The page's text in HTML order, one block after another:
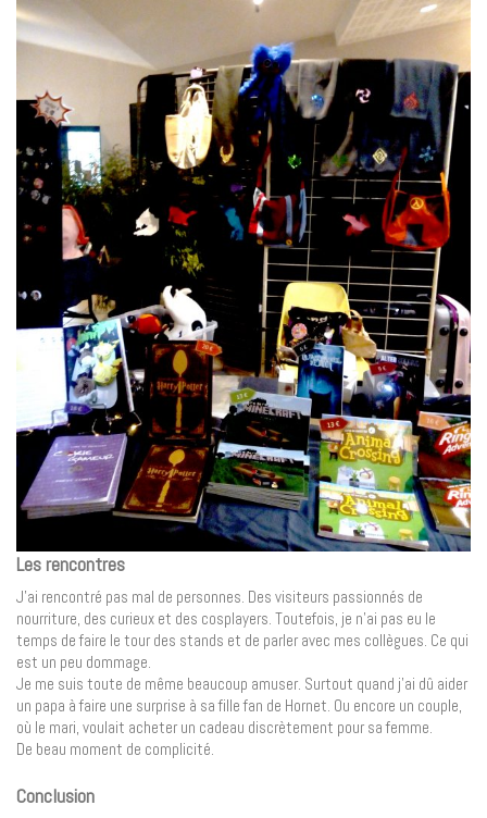
Les rencontres
J’ai rencontré pas mal de personnes. Des visiteurs passionnés de
nourriture, des curieux et des cosplayers. Toutefois, je n’ai pas eu le
temps de faire le tour des stands et de parler avec mes collègues. Ce qui
est un peu dommage.
Je me suis toute de même beaucoup amuser. Surtout quand j’ai dû aider
un papa à faire une surprise à sa fille fan de Hornet. Ou encore un couple,
où le mari, voulait acheter un cadeau discrètement pour sa femme.
De beau moment de complicité.
Conclusion